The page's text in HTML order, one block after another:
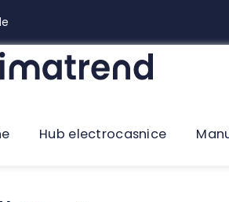
zile
ne Hub electrocasnice